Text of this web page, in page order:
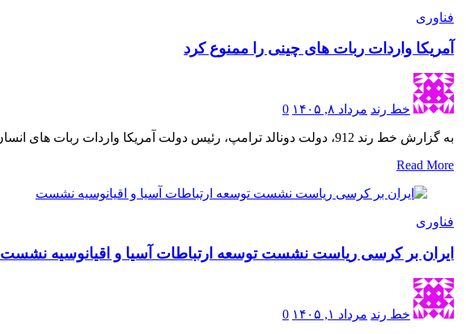
فناوری
آمریکا واردات ربات های چینی را ممنوع کرد
خط رند مرداد ۸, ۱۴۰۵ 0
به گزارش خط رند 912، دولت دونالد ترامپ، رئیس دولت آمریکا واردات ربات های انسان نمای جدید چین و مبدل…
Read More
فناوری
ایران بر کرسی ریاست نشست توسعه ارتباطات آسیا و اقیانوسیه نشست
خط رند مرداد ۱, ۱۴۰۵ 0